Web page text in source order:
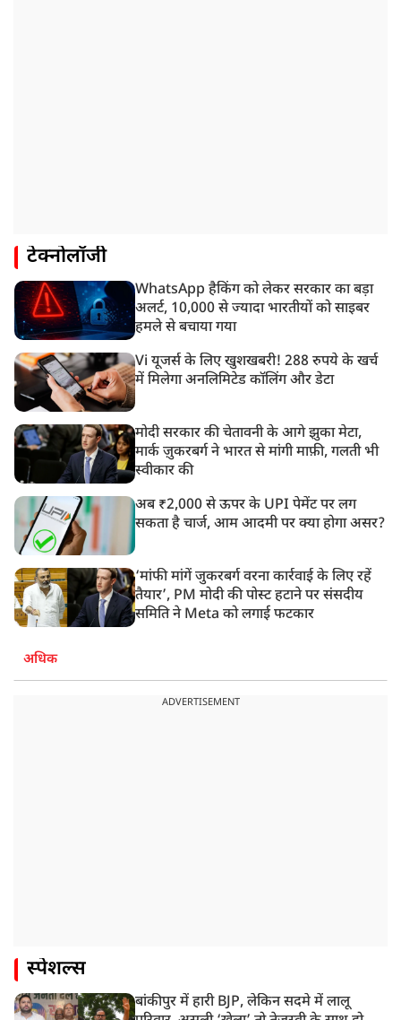
टेक्नोलॉजी
WhatsApp हैकिंग को लेकर सरकार का बड़ा
अलर्ट, 10,000 से ज्यादा भारतीयों को साइबर
हमले से बचाया गया
Vi यूजर्स के लिए खुशखबरी! 288 रुपये के खर्च
में मिलेगा अनलिमिटेड कॉलिंग और डेटा
मोदी सरकार की चेतावनी के आगे झुका मेटा,
मार्क ज़ुकरबर्ग ने भारत से मांगी माफ़ी, गलती भी
स्वीकार की
अब ₹2,000 से ऊपर के UPI पेमेंट पर लग
सकता है चार्ज, आम आदमी पर क्या होगा असर?
‘मांफी मांगें जुकरबर्ग वरना कार्रवाई के लिए रहें
तैयार’, PM मोदी की पोस्ट हटाने पर संसदीय
समिति ने Meta को लगाई फटकार
अधिक
ADVERTISEMENT
स्पेशल्स
बांकीपुर में हारी BJP, लेकिन सदमे में लालू